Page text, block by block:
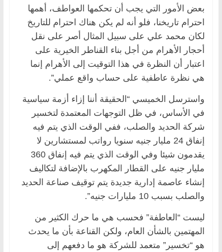
بعض الأمور التي يجب أن تحكمها العواطف، أهمها
احترام تاريخنا، فلو أنه لم يكن هناك احترام للتاريخ
لكان محمد علي على سبيل المثال أصر على نقل
أحجار الأهرام من أجل بناء القناطر الخيرية على
اعتبار أن النظرة في هذا التوقيت إلى الأهرام إنما
هي نظرة عاطفية على حساب واقع عملي”.
واسترسل الخميسي “الحقيقة أننا إزاء أزمة سياسية
في الأساس، في ظل التوجهات المعتمدة لتخسير
شركة الحديد والصلب، ففي الوقت الذي يتم فيه
إنفاق 24 مليار جنيه سنويا رواتب لمستشارين لا
يقدمون شيئا وفي الوقت الذي يتم فيه إنفاق 360
مليار جنيه على القطار المكهرب بالإضافة لتكاليف
إنشاء عاصمة إدارية جديدة يتم توقيف صناعة الحديد
والصلب بسبب 10 مليارات جنيه”.
ليست “العاطفة” فحسب هي ما حرك الكثير من
المهتمين بالشأن العام، ولكن القناعة بأن ما يحدث
هو “تخسير” متعمد للشركة هو ما دفعهم إلى